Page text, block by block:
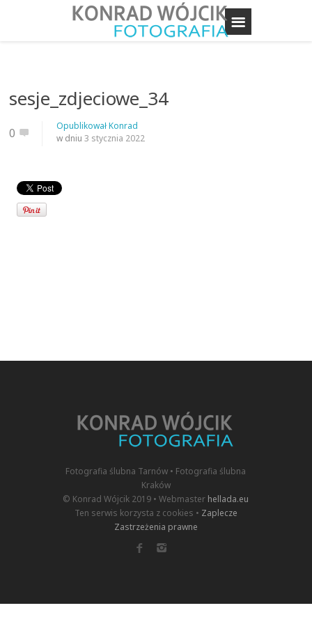
sesje_zdjeciowe_34
0 OpublikowałKonrad
w dniu3 stycznia 2022
Fotografia ślubna Tarnów • Fotografia ślubna
Kraków
© Konrad Wójcik 2019 • Webmaster hellada.eu
Ten serwis korzysta z cookies • Zaplecze
Zastrzeżenia prawne